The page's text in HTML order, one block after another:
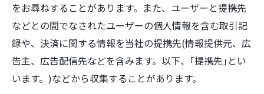
をお尋ねすることがあります。また、ユーザーと提携先
などとの間でなされたユーザーの個人情報を含む取引記
録や、決済に関する情報を当社の提携先(情報提供元、広
告主、広告配信先などを含みます。以下、｢提携先｣とい
います。)などから収集することがあります。